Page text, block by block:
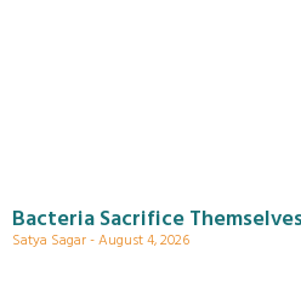
Bacteria Sacrifice
Satya Sagar August 4, 2026